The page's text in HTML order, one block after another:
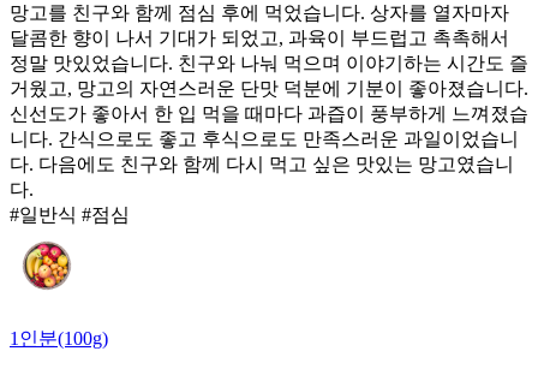
망고를 친구와 함께 점심 후에 먹었습니다. 상자를 열자마자
달콤한 향이 나서 기대가 되었고, 과육이 부드럽고 촉촉해서
정말 맛있었습니다. 친구와 나눠 먹으며 이야기하는 시간도 즐
거웠고, 망고의 자연스러운 단맛 덕분에 기분이 좋아졌습니다.
신선도가 좋아서 한 입 먹을 때마다 과즙이 풍부하게 느껴졌습
니다. 간식으로도 좋고 후식으로도 만족스러운 과일이었습니
다. 다음에도 친구와 함께 다시 먹고 싶은 맛있는 망고였습니
다.
#일반식 #점심
1인분(100g)